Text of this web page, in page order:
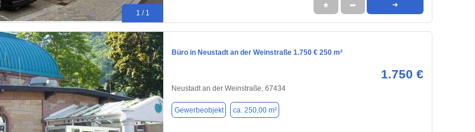
1 / 1
★ ➦ ➜
Büro in Neustadt an der Weinstraße 1.750 € 250 m²
1.750 €
Neustadt an der Weinstraße, 67434
Gewerbeobjekt ca. 250,00 m²